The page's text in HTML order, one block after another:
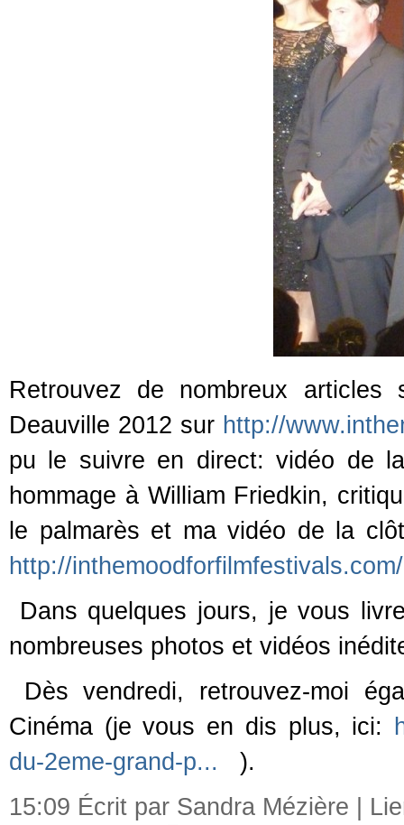
Retrouvez de nombreux
Deauville 2012 sur http://
pu le suivre en direct: vidéo de
hommage à William Friedkin,
le palmarès et ma vidéo de la
http://
Dans quelques jours, je vous
nombreuses photos et vidéos
Dès vendredi, retrouvez-moi
Cinéma (je vous en dis plus, ici:
du-2eme-grand-p... ).
15:09 Écrit par Sandra Mézière |